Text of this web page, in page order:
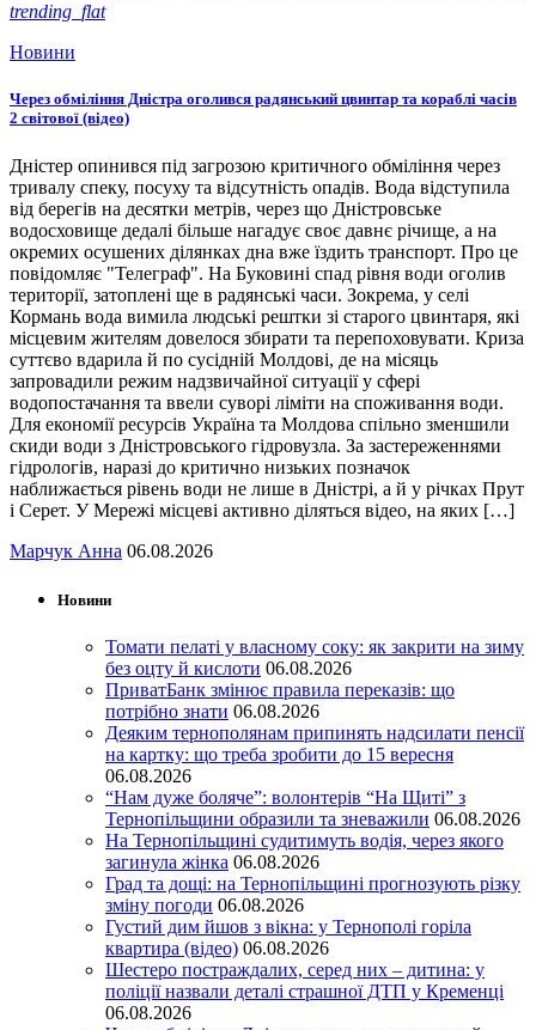
trending_flat
Новини
Через обміління Дністра оголився радянський цвинтар та кораблі часів
2 світової (відео)
Дністер опинився під загрозою критичного обміління через
тривалу спеку, посуху та відсутність опадів. Вода відступила
від берегів на десятки метрів, через що Дністровське
водосховище дедалі більше нагадує своє давнє річище, а на
окремих осушених ділянках дна вже їздить транспорт. Про це
повідомляє "Телеграф". На Буковині спад рівня води оголив
території, затоплені ще в радянські часи. Зокрема, у селі
Кормань вода вимила людські рештки зі старого цвинтаря, які
місцевим жителям довелося збирати та перепоховувати. Криза
суттєво вдарила й по сусідній Молдові, де на місяць
запровадили режим надзвичайної ситуації у сфері
водопостачання та ввели суворі ліміти на споживання води.
Для економії ресурсів Україна та Молдова спільно зменшили
скиди води з Дністровського гідровузла. За застереженнями
гідрологів, наразі до критично низьких позначок
наближається рівень води не лише в Дністрі, а й у річках Прут
і Серет. У Мережі місцеві активно діляться відео, на яких […]
Марчук Анна 06.08.2026
Новини
Томати пелаті у власному соку: як закрити на зиму
без оцту й кислоти 06.08.2026
ПриватБанк змінює правила переказів: що
потрібно знати 06.08.2026
Деяким тернополянам припинять надсилати пенсії
на картку: що треба зробити до 15 вересня
06.08.2026
“Нам дуже боляче”: волонтерів “На Щиті” з
Тернопільщини образили та зневажили 06.08.2026
На Тернопільщині судитимуть водія, через якого
загинула жінка 06.08.2026
Град та дощі: на Тернопільщині прогнозують різку
зміну погоди 06.08.2026
Густий дим йшов з вікна: у Тернополі горіла
квартира (відео) 06.08.2026
Шестеро постраждалих, серед них – дитина: у
поліції назвали деталі страшної ДТП у Кременці
06.08.2026